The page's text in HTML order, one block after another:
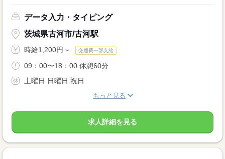
データ入力・タイピング
茨城県古河市/古河駅
時給1,200円～ 交通費一部支給
09：00〜18：00 休憩60分
土曜日 日曜日 祝日
もっと見る
求人詳細を見る